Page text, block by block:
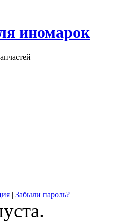
иномарок
| Забыли пароль?